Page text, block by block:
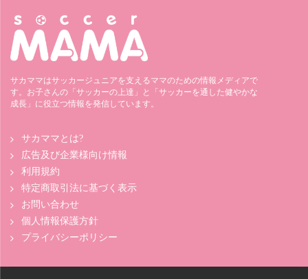
サカママはサッカージュニアを支えるママのための情報メディアで
す。お子さんの「サッカーの上達」と「サッカーを通した健やかな
成長」に役立つ情報を発信しています。
サカママとは?
広告及び企業様向け情報
利用規約
特定商取引法に基づく表示
お問い合わせ
個人情報保護方針
プライバシーポリシー